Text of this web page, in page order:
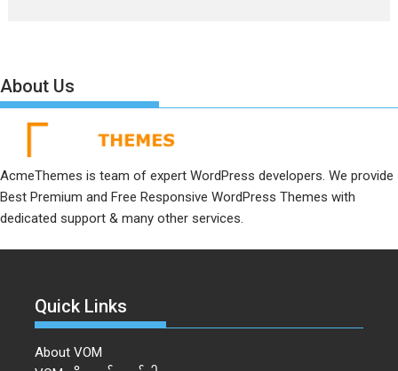
About Us
AcmeThemes is team of expert WordPress developers. We provide
Best Premium and Free Responsive WordPress Themes with
dedicated support & many other services.
Quick Links
About VOM